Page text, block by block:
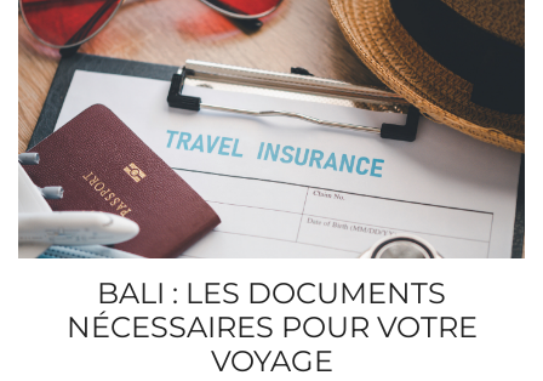
BALI : LES DOCUMENTS
NÉCESSAIRES POUR VOTRE
VOYAGE